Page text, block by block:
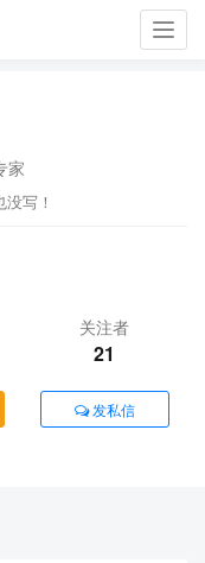
家
写！
关注者
21
发私信